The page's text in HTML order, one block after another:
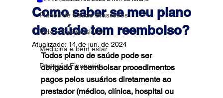
Planos de Saúde Brasileiros
Vida e Saúde Global
Medicina e bem estar
Proteção Financeira
Como saber se meu plano
de saúde tem reembolso?
Atualizado: 14 de jun. de 2024
Todos plano de saúde pode ser
obrigado a reembolsar procedimentos
pagos pelos usuários diretamente ao
prestador (médico, clínica, hospital ou